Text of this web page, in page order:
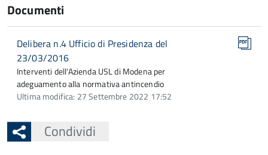
Documenti
Delibera n.4 Ufficio di Presidenza del
23/03/2016
Interventi dell'Azienda USL di Modena per
adeguamento alla normativa antincendio
Ultima modifica: 27 Settembre 2022 17:52
Condividi